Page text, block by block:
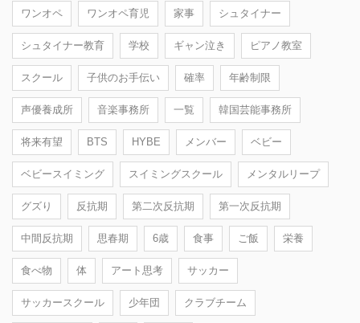
ワンオペ ワンオペ育児 家事 シュタイナー
シュタイナー教育 学校 ギャン泣き ピアノ教室
スクール 子供のお手伝い 確率 年齢制限
声優養成所 音楽事務所 一覧 韓国芸能事務所
将来有望 BTS HYBE メンバー ベビー
ベビースイミング スイミングスクール メンタルリープ
グズり 反抗期 第二次反抗期 第一次反抗期
中間反抗期 思春期 6歳 食事 ご飯 栄養
食べ物 体 アート思考 サッカー
サッカースクール 少年団 クラブチーム